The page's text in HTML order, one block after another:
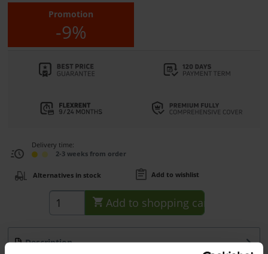
Promotion
-9%
Delivery time:
2-3 weeks from order
Alternatives in stock Add to wishlist
Add to shopping cart
Description